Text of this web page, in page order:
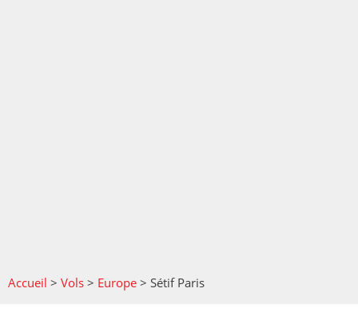
Accueil > Vols > Europe > Sétif Paris